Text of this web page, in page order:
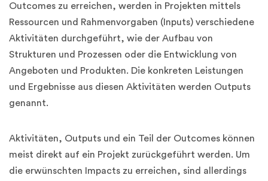
Outcomes zu erreichen, werden in Projekten mittels
Ressourcen und Rahmenvorgaben (Inputs) verschiedene
Aktivitäten durchgeführt, wie der Aufbau von
Strukturen und Prozessen oder die Entwicklung von
Angeboten und Produkten. Die konkreten Leistungen
und Ergebnisse aus diesen Aktivitäten werden Outputs
genannt.
Aktivitäten, Outputs und ein Teil der Outcomes können
meist direkt auf ein Projekt zurückgeführt werden. Um
die erwünschten Impacts zu erreichen, sind allerdings